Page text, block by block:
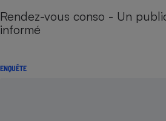
Rendez-vous conso - Un
informé
ENQUÊTE